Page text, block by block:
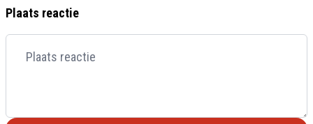
Plaats reactie